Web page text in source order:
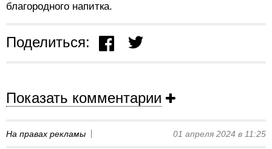
благородного напитка.
Поделиться:
Показать комментарии
На правах рекламы 01 апреля 2024 в 11:25